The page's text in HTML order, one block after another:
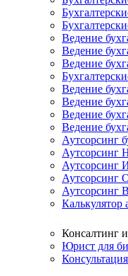
Ведение
Ведение
Ведение
Ведение
Ведение
Ведение
Ведение
Аутсорсинг
Аутсорсинг
Аутсорсинг
Аутсорсинг
Аутсорсинг
Калькулятор
Консалтинг
Юрист для